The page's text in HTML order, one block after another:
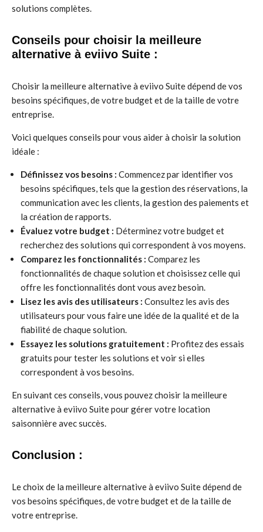
solutions complètes.
Conseils pour choisir la meilleure
alternative à eviivo Suite :
Choisir la meilleure alternative à eviivo Suite dépend de vos
besoins spécifiques, de votre budget et de la taille de votre
entreprise.
Voici quelques conseils pour vous aider à choisir la solution
idéale :
Définissez vos besoins : Commencez par identifier vos
besoins spécifiques, tels que la gestion des réservations, la
communication avec les clients, la gestion des paiements et
la création de rapports.
Évaluez votre budget : Déterminez votre budget et
recherchez des solutions qui correspondent à vos moyens.
Comparez les fonctionnalités : Comparez les
fonctionnalités de chaque solution et choisissez celle qui
offre les fonctionnalités dont vous avez besoin.
Lisez les avis des utilisateurs : Consultez les avis des
utilisateurs pour vous faire une idée de la qualité et de la
fiabilité de chaque solution.
Essayez les solutions gratuitement : Profitez des essais
gratuits pour tester les solutions et voir si elles
correspondent à vos besoins.
En suivant ces conseils, vous pouvez choisir la meilleure
alternative à eviivo Suite pour gérer votre location
saisonnière avec succès.
Conclusion :
Le choix de la meilleure alternative à eviivo Suite dépend de
vos besoins spécifiques, de votre budget et de la taille de
votre entreprise.